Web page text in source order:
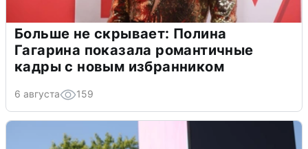
Больше не скрывает: Полина
Гагарина показала романтичные
кадры с новым избранником
6 августа 159